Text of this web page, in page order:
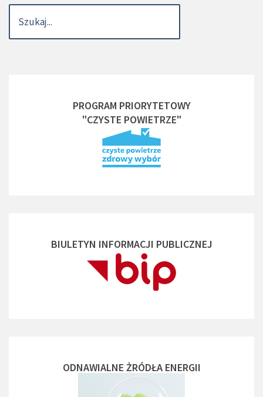
PROGRAM PRIORYTETOWY
"CZYSTE POWIETRZE"
BIULETYN INFORMACJI PUBLICZNEJ
ODNAWIALNE ŻRÓDŁA ENERGII